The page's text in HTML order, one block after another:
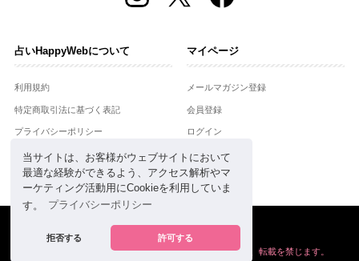
当サイトは、お客様がウェブサイトにおいて
最適な経験ができるよう、アクセス解析やマ
ーケティング活動用にCookieを利用していま
す。
プライバシーポリシー
拒否する 許可する
占いHappyWebについて
利用規約
特定商取引法に基づく表記
プライバシーポリシー
運営会社
お問合せ
マイページ
メールマガジン登録
会員登録
ログイン
powered by
掲載の情報や画像など、すべてのコンテンツの無断複写、転載を禁じます。